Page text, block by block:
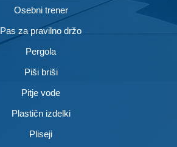
Osebni trener
Pas za pravilno držo
Pergola
Piši briši
Pitje vode
Plastičn izdelki
Pliseji